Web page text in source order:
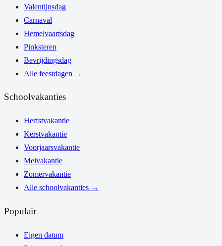
Valentijnsdag
Carnaval
Hemelvaartsdag
Pinksteren
Bevrijdingsdag
Alle feestdagen →
Schoolvakanties
Herfstvakantie
Kerstvakantie
Voorjaarsvakantie
Meivakantie
Zomervakantie
Alle schoolvakanties →
Populair
Eigen datum